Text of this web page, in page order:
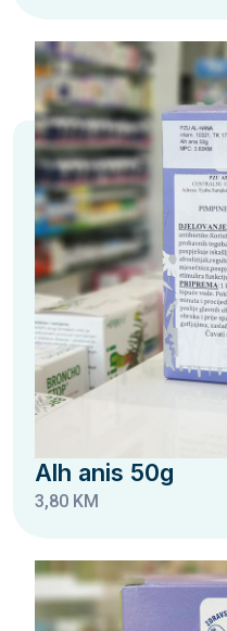
Alh anis 50g
3,80 KM